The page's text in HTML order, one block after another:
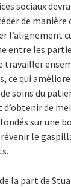
sociaux
de manière
l’alignement
entre les
travailler
ce qui
soins du
de
sur une
le
la part de